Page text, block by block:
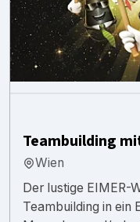
Teambuilding
Wien
Der lustige EIMER-
Teambuilding in ein